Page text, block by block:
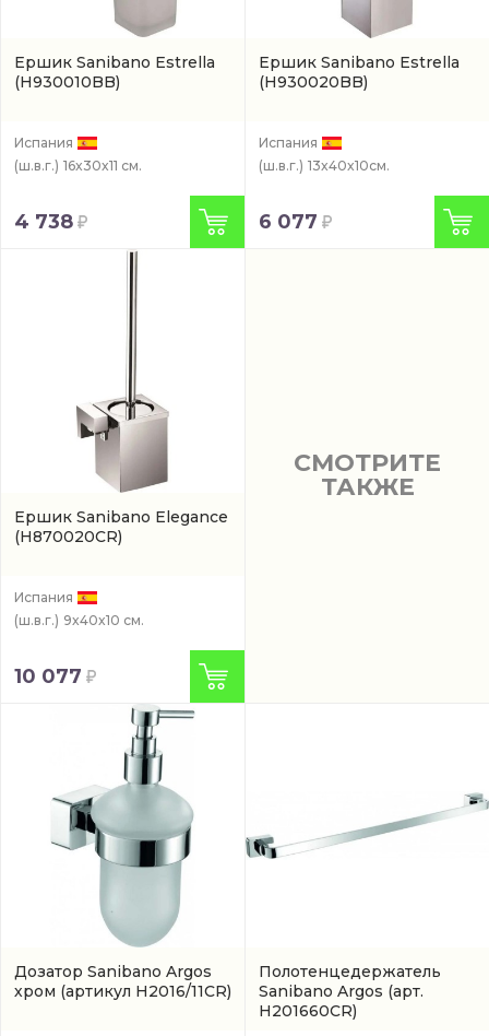
Ершик Sanibano Estrella
(H930010BB)
Испания
(ш.в.г.) 16x30x11 см.
4 738
Ершик Sanibano Estrella
(H930020BB)
Испания
(ш.в.г.) 13x40x10см.
6 077
Ершик Sanibano Elegance
(H870020CR)
Испания
(ш.в.г.) 9x40x10 см.
10 077
СМОТРИТЕ
ТАКЖЕ
Дозатор Sanibano Argos
хром (артикул H2016/11CR)
Полотенцедержатель
Sanibano Argos (арт.
H201660CR)